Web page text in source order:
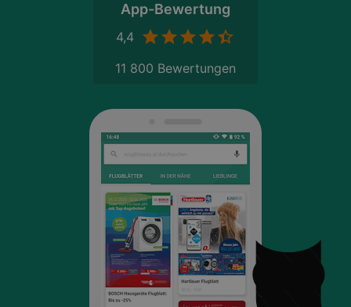
App-Bewertung
4,4
11 800 Bewertungen